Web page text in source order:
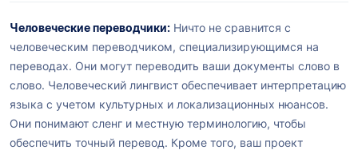
Человеческие переводчики: Ничто не сравнится с
человеческим переводчиком, специализирующимся на
переводах. Они могут переводить ваши документы слово в
слово. Человеческий лингвист обеспечивает интерпретацию
языка с учетом культурных и локализационных нюансов.
Они понимают сленг и местную терминологию, чтобы
обеспечить точный перевод. Кроме того, ваш проект